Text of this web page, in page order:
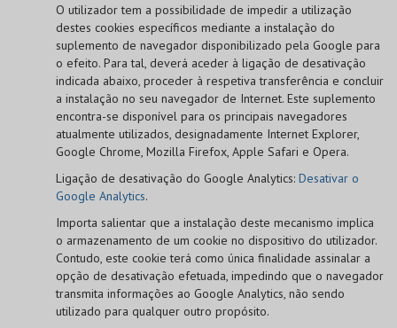
O utilizador tem a possibilidade de impedir a utilização
destes cookies específicos mediante a instalação do
suplemento de navegador disponibilizado pela Google para
o efeito. Para tal, deverá aceder à ligação de desativação
indicada abaixo, proceder à respetiva transferência e concluir
a instalação no seu navegador de Internet. Este suplemento
encontra-se disponível para os principais navegadores
atualmente utilizados, designadamente Internet Explorer,
Google Chrome, Mozilla Firefox, Apple Safari e Opera.
Ligação de desativação do Google Analytics: Desativar o
Google Analytics.
Importa salientar que a instalação deste mecanismo implica
o armazenamento de um cookie no dispositivo do utilizador.
Contudo, este cookie terá como única finalidade assinalar a
opção de desativação efetuada, impedindo que o navegador
transmita informações ao Google Analytics, não sendo
utilizado para qualquer outro propósito.